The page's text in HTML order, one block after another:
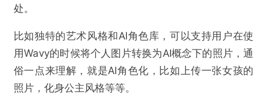
处。
比如独特的艺术风格和AI角色库，可以支持用户在使
用Wavy的时候将个人图片转换为AI概念下的照片，通
俗一点来理解，就是AI角色化，比如上传一张女孩的
照片，化身公主风格等等。